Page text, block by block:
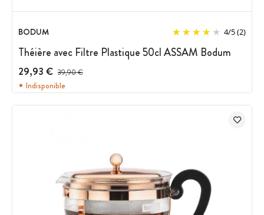
BODUM 4/5(2)
Théière avec Filtre Plastique 50cl ASSAM Bodum
29,93 € Prix avant réduction :
39,90 €
Indisponible